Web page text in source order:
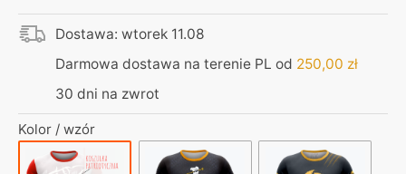
Czerwoni
-
Termoaktywna
Dostawa: wtorek 11.08
Darmowa dostawa na terenie PL od 250,00 zł
30 dni na zwrot
Kolor / wzór